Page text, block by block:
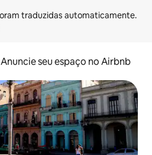
Anuncie seu espaço no Airbnb